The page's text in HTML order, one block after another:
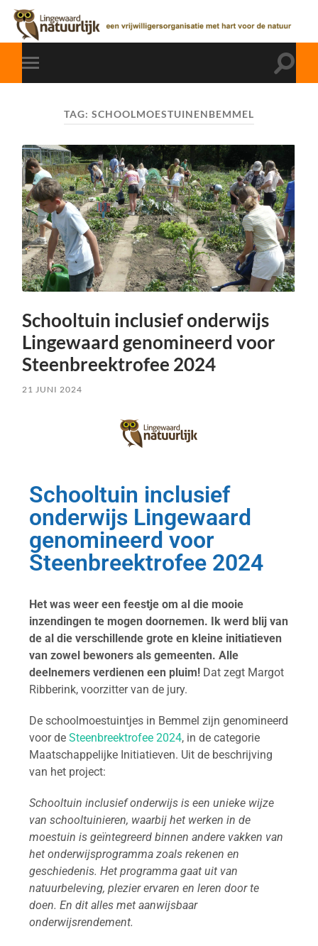
TAG: SCHOOLMOESTUINENBEMMEL
Schooltuin inclusief onderwijs
Lingewaard genomineerd voor
Steenbreektrofee 2024
21 JUNI 2024
Schooltuin inclusief
onderwijs Lingewaard
genomineerd voor
Steenbreektrofee 2024
Het was weer een feestje om al die mooie
inzendingen te mogen doornemen. Ik werd blij van
de al die verschillende grote en kleine initiatieven
van zowel bewoners als gemeenten. Alle
deelnemers verdienen een pluim! Dat zegt Margot
Ribberink, voorzitter van de jury.
De schoolmoestuintjes in Bemmel zijn genomineerd
voor deSteenbreektrofee 2024, in de categorie
Maatschappelijke Initiatieven. Uit de beschrijving
van het project:
Schooltuin inclusief onderwijs is een unieke wijze
van schooltuinieren, waarbij het werken in de
moestuin is geïntegreerd binnen andere vakken van
het onderwijsprogramma zoals rekenen en
geschiedenis. Het programma gaat uit van
natuurbeleving, plezier ervaren en leren door te
doen. En dit alles met aanwijsbaar
onderwijsrendement.